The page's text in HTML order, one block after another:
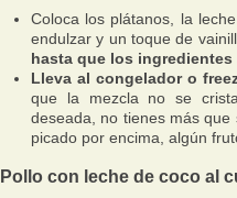
Coloca los plátanos, la
endulzar y un toque de
hasta que los
Lleva al congelador o
que la mezcla no se
deseada, no tienes más que
picado por encima, algún
Pollo con leche de coco al